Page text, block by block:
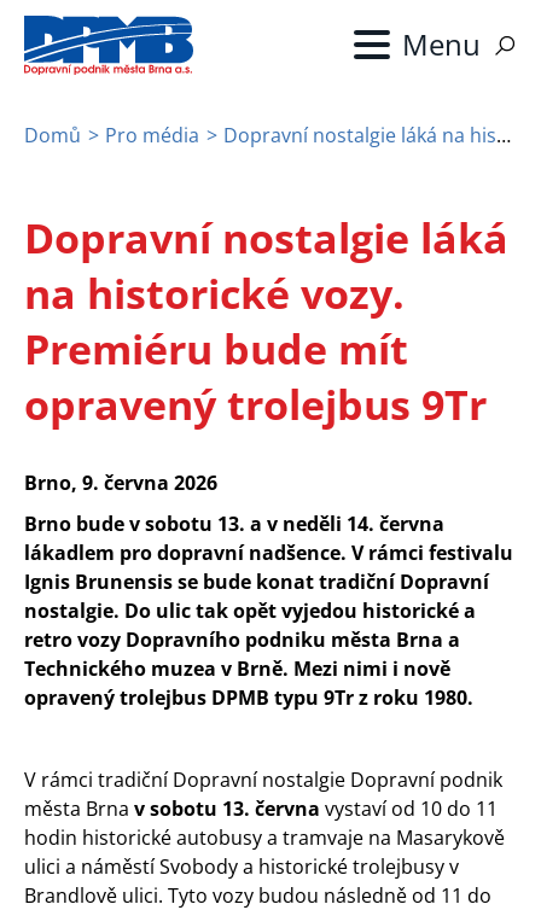
Přejít
hlavnímu
navigace
Domů Pro média Dopravní nostalgie láká na historické vozy. Premiéru bude mít opravený trolejbus 9Tr
Dopravní nostalgie láká
na historické vozy.
Premiéru bude mít
opravený trolejbus 9Tr
Brno, 9. června 2026
Brno bude v sobotu 13. a v neděli 14. června
lákadlem pro dopravní nadšence. V rámci festivalu
Ignis Brunensis se bude konat tradiční Dopravní
nostalgie. Do ulic tak opět vyjedou historické a
retro vozy Dopravního podniku města Brna a
Technického muzea v Brně. Mezi nimi i nově
opravený trolejbus DPMB typu 9Tr z roku 1980.
V rámci tradiční Dopravní nostalgie Dopravní podnik
města Brna v sobotu 13. června vystaví od 10 do 11
hodin historické autobusy a tramvaje na Masarykově
ulici a náměstí Svobody a historické trolejbusy v
Brandlově ulici. Tyto vozy budou následně od 11 do